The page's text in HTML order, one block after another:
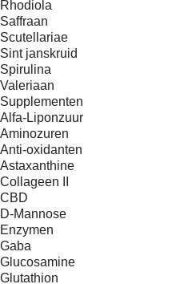
Rhodiola
Saffraan
Scutellariae
Sint janskruid
Spirulina
Valeriaan
Supplementen
Alfa-Liponzuur
Aminozuren
Anti-oxidanten
Astaxanthine
Collageen II
CBD
D-Mannose
Enzymen
Gaba
Glucosamine
Glutathion